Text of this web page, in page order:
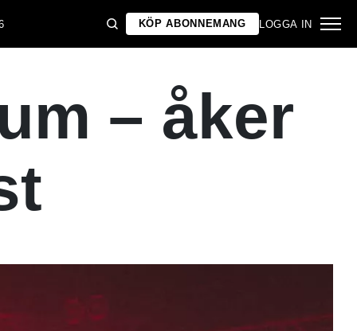
KÖP ABONNEMANG LOGGA IN
– åker